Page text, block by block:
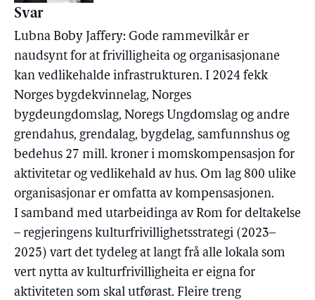
Svar
Lubna Boby Jaffery: Gode rammevilkår er
naudsynt for at frivilligheita og organisasjonane
kan vedlikehalde infrastrukturen. I 2024 fekk
Norges bygdekvinnelag, Norges
bygdeungdomslag, Noregs Ungdomslag og andre
grendahus, grendalag, bygdelag, samfunnshus og
bedehus 27 mill. kroner i momskompensasjon for
aktivitetar og vedlikehald av hus. Om lag 800 ulike
organisasjonar er omfatta av kompensasjonen.
I samband med utarbeidinga av Rom for deltakelse
– regjeringens kulturfrivillighetsstrategi (2023–
2025) vart det tydeleg at langt frå alle lokala som
vert nytta av kulturfrivilligheita er eigna for
aktiviteten som skal utførast. Fleire treng